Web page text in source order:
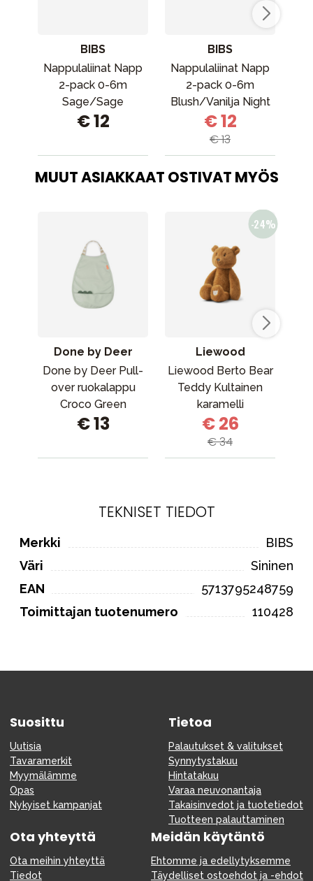
BIBS
Nappulaliinat Napp
2-pack 0-6m
Sage/Sage
€ 12
BIBS
Nappulaliinat Napp
2-pack 0-6m
Blush/Vanilja Night
€ 12
€ 13
MUUT ASIAKKAAT OSTIVAT MYÖS
Done by Deer
Done by Deer Pull-
over ruokalappu
Croco Green
€ 13
Liewood
Liewood Berto Bear
Teddy Kultainen
karamelli
€ 26
€ 34
TEKNISET TIEDOT
Merkki
BIBS
Väri
Sininen
EAN
5713795248759
Toimittajan tuotenumero
110428
Suosittu
Uutisia
Tavaramerkit
Myymälämme
Opas
Nykyiset kampanjat
Tietoa
Palautukset & valitukset
Synnytystakuu
Hintatakuu
Varaa neuvonantaja
Takaisinvedot ja tuotetiedot
Tuotteen palauttaminen
Ota yhteyttä
Ota meihin yhteyttä
Tiedot
Meidän käytäntö
Ehtomme ja edellytyksemme
Täydelliset ostoehdot ja -ehdot